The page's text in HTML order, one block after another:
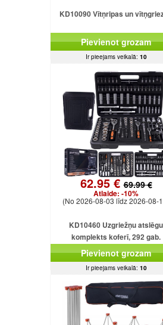
KD10090 Vītņripas un
Pievienot grozam
Ir pieejams veikalā: 10
62.95 €69.99 €
Atlaide: -10%
(No 2026-08-03 līdz 2026-08-
KD10460 Uzgriežņu atslēgu
komplekts koferī, 292 gab.
Pievienot grozam
Ir pieejams veikalā: 10